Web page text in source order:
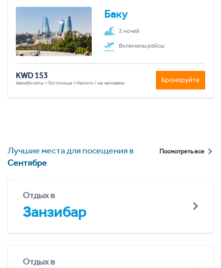
Баку
2 ночей
Включены рейсы
KWD 153
Авиабилеты + Гостиница + Налоги / на человека Бронируйте
Лучшие места для посещения в
Сентябре
Посмотреть все
Отдых в
Занзибар
Отдых в